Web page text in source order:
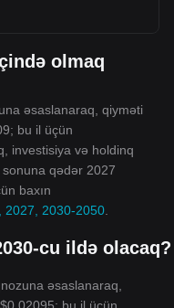
olmaq
əsaslanaraq, qiyməti
bu il üçün
investisiya və holdinq
sonuna qədər 2027
baxın
2027, 2030-2050
cu ildə olacaq?
əsaslanaraq,